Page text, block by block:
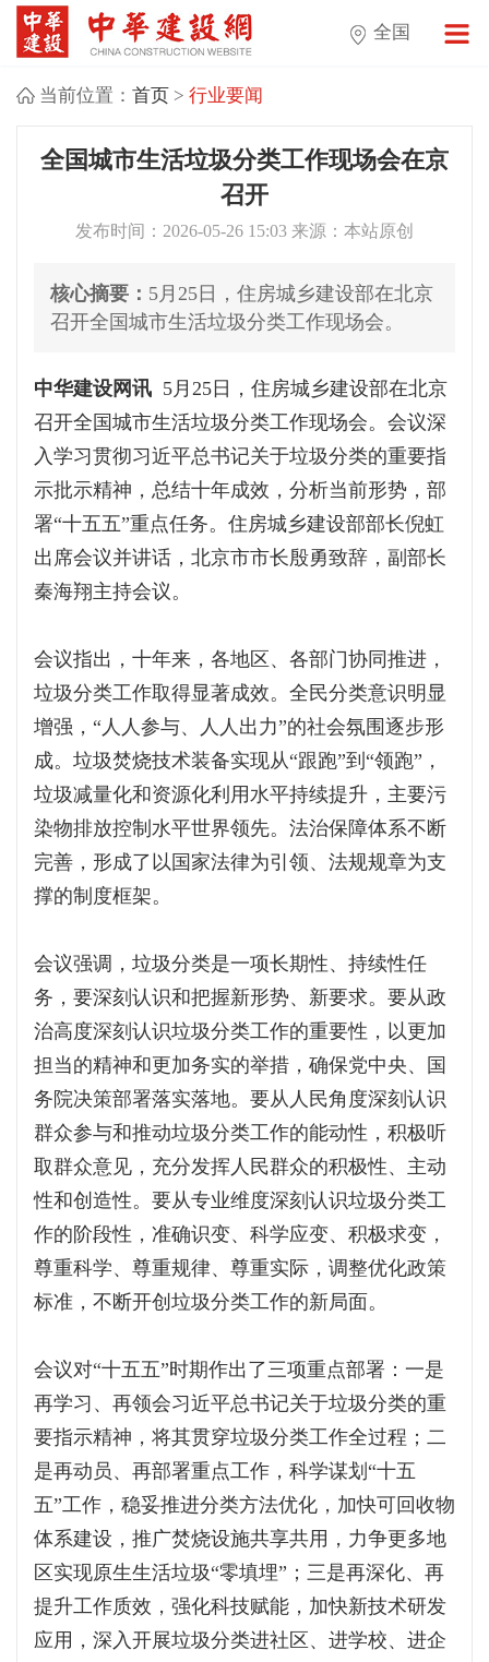
全国
当前位置： 首页> 行业要闻
全国城市生活垃圾分类工作现场会在京
召开
发布时间：2026-05-26 15:03 来源：本站原创
核心摘要： 5月25日，住房城乡建设部在北京
召开全国城市生活垃圾分类工作现场会。
中华建设网讯 5月25日，住房城乡建设部在北京
召开全国城市生活垃圾分类工作现场会。会议深
入学习贯彻习近平总书记关于垃圾分类的重要指
示批示精神，总结十年成效，分析当前形势，部
署“十五五”重点任务。住房城乡建设部部长倪虹
出席会议并讲话，北京市市长殷勇致辞，副部长
秦海翔主持会议。
会议指出，十年来，各地区、各部门协同推进，
垃圾分类工作取得显著成效。全民分类意识明显
增强，“人人参与、人人出力”的社会氛围逐步形
成。垃圾焚烧技术装备实现从“跟跑”到“领跑”，
垃圾减量化和资源化利用水平持续提升，主要污
染物排放控制水平世界领先。法治保障体系不断
完善，形成了以国家法律为引领、法规规章为支
撑的制度框架。
会议强调，垃圾分类是一项长期性、持续性任
务，要深刻认识和把握新形势、新要求。要从政
治高度深刻认识垃圾分类工作的重要性，以更加
担当的精神和更加务实的举措，确保党中央、国
务院决策部署落实落地。要从人民角度深刻认识
群众参与和推动垃圾分类工作的能动性，积极听
取群众意见，充分发挥人民群众的积极性、主动
性和创造性。要从专业维度深刻认识垃圾分类工
作的阶段性，准确识变、科学应变、积极求变，
尊重科学、尊重规律、尊重实际，调整优化政策
标准，不断开创垃圾分类工作的新局面。
会议对“十五五”时期作出了三项重点部署：一是
再学习、再领会习近平总书记关于垃圾分类的重
要指示精神，将其贯穿垃圾分类工作全过程；二
是再动员、再部署重点工作，科学谋划“十五
五”工作，稳妥推进分类方法优化，加快可回收物
体系建设，推广焚烧设施共享共用，力争更多地
区实现原生生活垃圾“零填埋”；三是再深化、再
提升工作质效，强化科技赋能，加快新技术研发
应用，深入开展垃圾分类进社区、进学校、进企